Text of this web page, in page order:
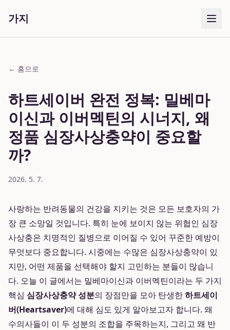
가지
← 홈으로
하트세이버 완전 정복: 밀베마
이신과 이버멕틴의 시너지, 왜
정품 심장사상충약이 중요할
까?
2026. 5. 7.
사랑하는 반려동물의 건강을 지키는 것은 모든 보호자의 가
장 큰 소망일 것입니다. 특히 눈에 보이지 않는 위협인 심장
사상충은 치명적인 질병으로 이어질 수 있어 꾸준한 예방이
무엇보다 중요합니다. 시중에는 수많은 심장사상충약이 있
지만, 어떤 제품을 선택해야 할지 고민하는 분들이 많습니
다. 오늘 이 글에서는 밀베마이신과 이버멕틴이라는 두 가지
핵심 심장사상충약 성분의 장점만을 모아 탄생한하트세이
버(Heartsaver)에 대해 심도 있게 알아보고자 합니다. 왜
수의사들이 이 두 성분의 조합을 주목하는지, 그리고 왜 반